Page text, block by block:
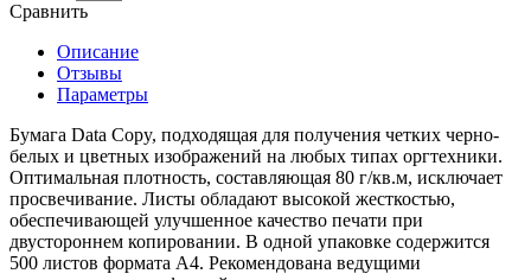
Сравнить
Описание
Отзывы
Параметры
Бумага Data Сopy, подходящая для получения четких черно-
белых и цветных изображений на любых типах оргтехники.
Оптимальная плотность, составляющая 80 г/кв.м, исключает
просвечивание. Листы обладают высокой жесткостью,
обеспечивающей улучшенное качество печати при
двустороннем копировании. В одной упаковке содержится
500 листов формата А4. Рекомендована ведущими